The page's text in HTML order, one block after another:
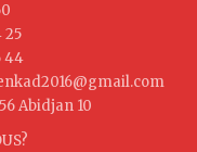
25
44
Abidjan 10